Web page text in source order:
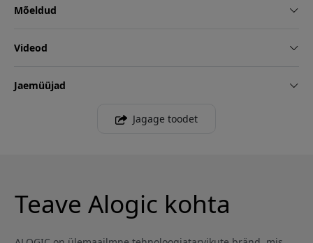
Mõeldud
Videod
Jaemüüjad
Jagage toodet
Teave Alogic kohta